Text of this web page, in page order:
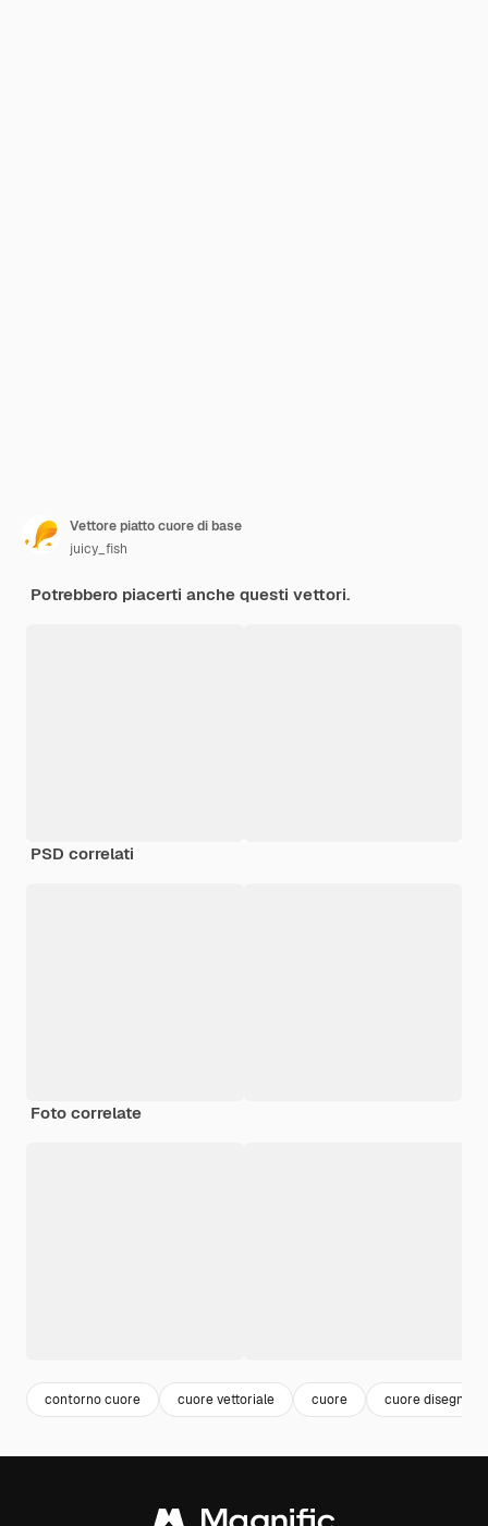
Vettore piatto cuore di base
juicy_fish
Potrebbero piacerti anche questi vettori.
PSD correlati
Foto correlate
contorno cuore cuore vettoriale cuore cuore disegno